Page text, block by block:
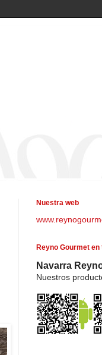
Nuestra web
Reyno Gourmet en
Navarra
Nuestros